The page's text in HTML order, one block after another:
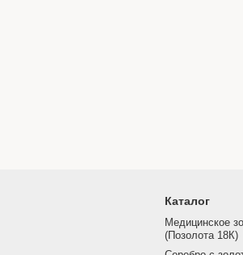
Каталог
Медицинское
(Позолота 18К)